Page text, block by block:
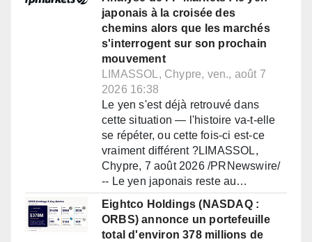
japonais à la croisée des
chemins alors que les marchés
s'interrogent sur son prochain
mouvement
LIMASSOL, Chypre, ven., août 7
2026 16:38
Le yen s'est déjà retrouvé dans
cette situation — l'histoire va-t-elle
se répéter, ou cette fois-ci est-ce
vraiment différent ?LIMASSOL,
Chypre, 7 août 2026 /PRNewswire/
-- Le yen japonais reste au…
Eightco Holdings (NASDAQ :
ORBS) annonce un portefeuille
total d'environ 378 millions de